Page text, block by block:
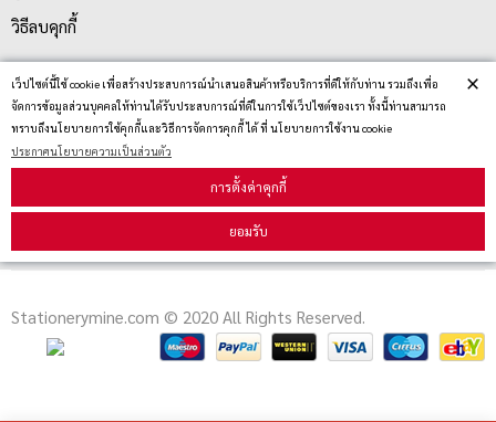
เว็ปไซต์นี้ใช้ cookie เพื่อสร้างประสบการณ์นำเสนอสินค้าหรือบริการที่ดีให้กับท่าน รวมถึงเพื่อ
จัดการข้อมูลส่วนบุคคลให้ท่านได้รับประสบการณ์ที่ดีในการใช้เว็ปไซต์ของเรา ทั้งนี้ท่านสามารถ
ทราบถึงนโยบายการใช้คุกกี้และวิธีการจัดการคุกกี้ ได้ ที่ นโยบายการใช้งาน cookie
ประกาศนโยบายความเป็นส่วนตัว
การตั้งค่าคุกกี้
ยอมรับ
×
วิธีลบคุกกี้
สมัครรับข่าวสาร
รับข่าวสาร
Stationerymine.com © 2020 All Rights Reserved.